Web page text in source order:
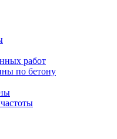
работ
по бетону